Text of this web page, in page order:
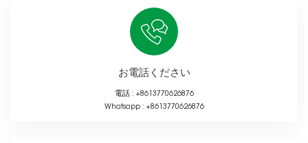
お電話ください
電話 : +8613770626876
Whatsapp : +8613770626876